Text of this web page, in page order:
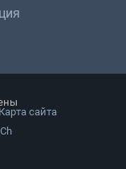
Карта сайта